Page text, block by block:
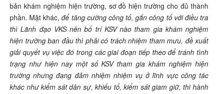
bản khám nghiệm hiện trường, sơ đồ hiện trường cho đủ thành
phần. Mặt khác,để tăng cường công tố, gắn công tố với điều tra
thì Lãnh đạo VKS nên bố trí KSV nào tham gia khám nghiệm
hiện trường ban đầu thì phải có trách nhiệm tham mưu, đề xuất
giải quyết vụ việc đó trong các giai đoạn tiếp theo để tránh tình
trạng như hiện nay một số KSV tham gia khám nghiệm hiện
trường nhưng đang đảm nhiệm nhiệm vụ ở lĩnh vực công tác
khác như kiểm sát dân sự, khiếu tố, kiểm sát giam giữ, thi hành